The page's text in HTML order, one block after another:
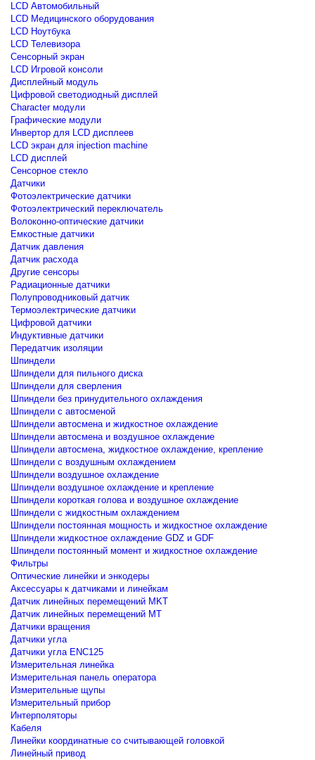
LCD Автомобильный
LCD Медицинского оборудования
LCD Ноутбука
LCD Телевизора
Сенсорный экран
LCD Игровой консоли
Дисплейный модуль
Цифровой светодиодный дисплей
Сharacter модули
Графические модули
Инвертор для LCD дисплеев
LCD экран для injection machine
LCD дисплей
Сенсорное стекло
Датчики
Фотоэлектрические датчики
Фотоэлектрический переключатель
Волоконно-оптические датчики
Емкостные датчики
Датчик давления
Датчик расхода
Другие сенсоры
Радиационные датчики
Полупроводниковый датчик
Термоэлектрические датчики
Цифровой датчики
Индуктивные датчики
Передатчик изоляции
Шпиндели
Шпиндели для пильного диска
Шпиндели для сверления
Шпиндели без принудительного охлаждения
Шпиндели с автосменой
Шпиндели автосмена и жидкостное охлаждение
Шпиндели автосмена и воздушное охлаждение
Шпиндели автосмена, жидкостное охлаждение, крепление
Шпиндели с воздушным охлаждением
Шпиндели воздушное охлаждение
Шпиндели воздушное охлаждение и крепление
Шпиндели короткая голова и воздушное охлаждение
Шпиндели с жидкостным охлаждением
Шпиндели постоянная мощность и жидкостное охлаждение
Шпиндели жидкостное охлаждение GDZ и GDF
Шпиндели постоянный момент и жидкостное охлаждение
Фильтры
Оптические линейки и энкодеры
Аксессуары к датчиками и линейкам
Датчик линейных перемещений MKT
Датчик линейных перемещений MT
Датчики вращения
Датчики угла
Датчики угла ENC125
Измерительная линейка
Измерительная панель оператора
Измерительные щупы
Измерительный прибор
Интерполяторы
Кабеля
Линейки координатные со считывающей головкой
Линейный привод